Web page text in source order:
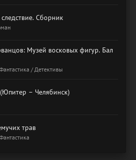
Сборник
Музей восковых фигур. Бал
/ Детективы
– Челябинск)
трав